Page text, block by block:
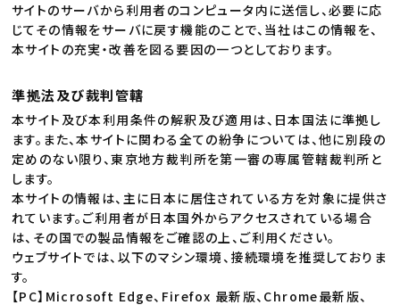
サイトのサーバから利用者のコンピュータ内に送信し、必要に応
じてその情報をサーバに戻す機能のことで、当社はこの情報を、
本サイトの充実・改善を図る要因の一つとしております。
準拠法及び裁判管轄
本サイト及び本利用条件の解釈及び適用は、日本国法に準拠し
ます。また、本サイトに関わる全ての紛争については、他に別段の
定めのない限り、東京地方裁判所を第一審の専属管轄裁判所と
します。
本サイトの情報は、主に日本に居住されている方を対象に提供さ
れています。ご利用者が日本国外からアクセスされている場合
は、その国での製品情報をご確認の上、ご利用ください。
ウェブサイトでは、以下のマシン環境、接続環境を推奨しておりま
す。
【PC】Microsoft Edge、Firefox 最新版、Chrome最新版、